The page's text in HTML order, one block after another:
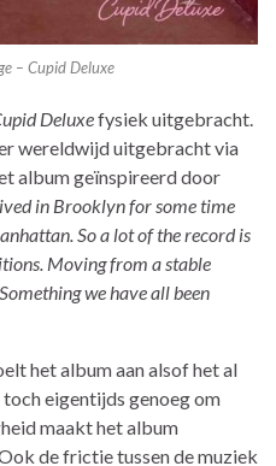
– Cupid Deluxe
Deluxefysiek uitgebracht.
wereldwijd uitgebracht via
album geïnspireerd door
in Brooklyn for some time
So a lot of the record is
Moving from a stable
we have all been
het album aan alsof het al
eigentijds genoeg om
maakt het album
de frictie tussen de muziek